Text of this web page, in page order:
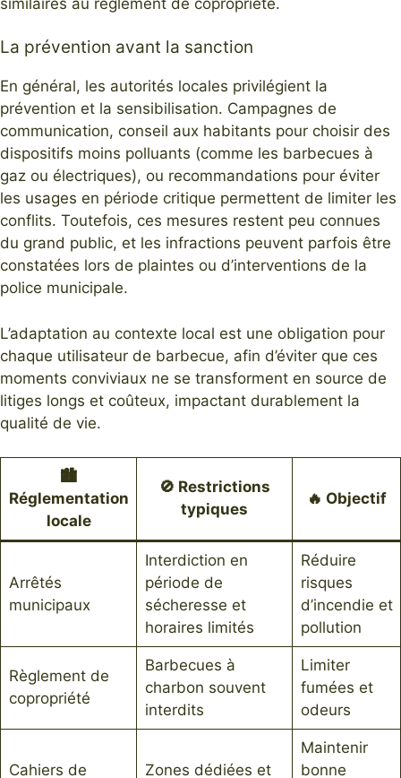
La prévention avant la sanction
En général, les autorités locales privilégient la
prévention et la sensibilisation. Campagnes de
communication, conseil aux habitants pour choisir des
dispositifs moins polluants (comme les barbecues à
gaz ou électriques), ou recommandations pour éviter
les usages en période critique permettent de limiter les
conflits. Toutefois, ces mesures restent peu connues
du grand public, et les infractions peuvent parfois être
constatées lors de plaintes ou d’interventions de la
police municipale.
L’adaptation au contexte local est une obligation pour
chaque utilisateur de barbecue, afin d’éviter que ces
moments conviviaux ne se transforment en source de
litiges longs et coûteux, impactant durablement la
qualité de vie.
🏙️
Réglementation
locale
🚫 Restrictions
typiques
🔥 Objectif
Arrêtés
municipaux
Interdiction en
période de
sécheresse et
horaires limités
Réduire
risques
d’incendie et
pollution
Règlement de
copropriété
Barbecues à
charbon souvent
interdits
Limiter
fumées et
odeurs
Cahiers de
Zones dédiées et
Maintenir
bonne